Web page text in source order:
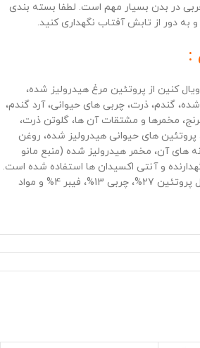
در بدن بسیار مهم است. لطفا بسته بندی
دور از تابش آفتاب نگهداری کنید.
:
کنین از پروتئین مرغ هیدرولیز شده،
گندم، ذرت، چربی های حیوانی، آرد گندم،
مخمرها و مشتقات آن ها، گلوتن ذرت،
پروتئین های حیوانی هیدرولیز شده، روغن
های آن، مخمر هیدرولیز شده (منبع مانو
و آنتی اکسیدان ها استفاده شده است.
آنالیز ترکیبات محصول شامل پروتئین 27%، چربی 13%، فیبر 4% و مواد